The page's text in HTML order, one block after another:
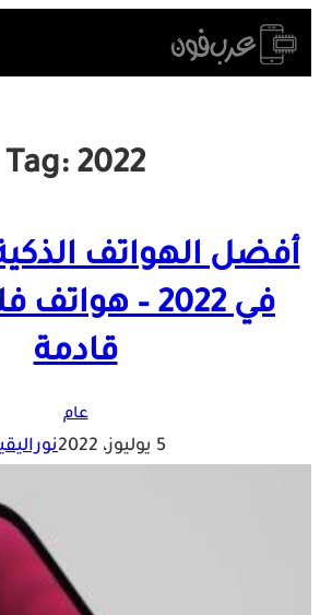
Skip
to
Tag: 2022
أفضل الهواتف
في 2022 –
قادمة
عام
5 يوليوز، 2022